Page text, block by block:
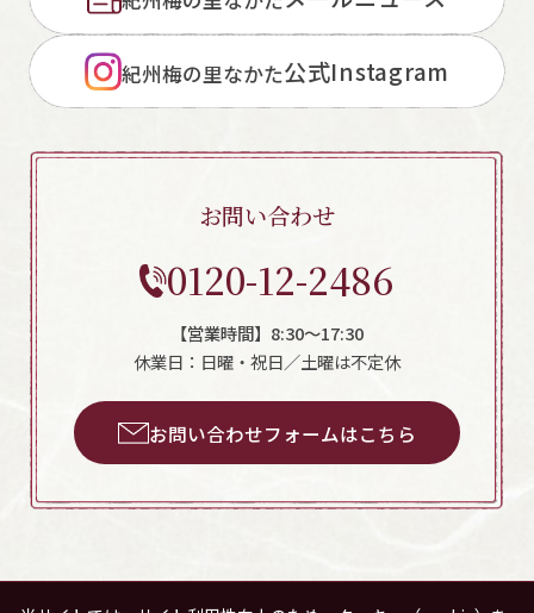
紀州梅の里なかた公式Instagram
お問い合わせ
0120-12-2486
【営業時間】8:30～17:30
休業日：日曜・祝日／土曜は不定休
お問い合わせフォームはこちら